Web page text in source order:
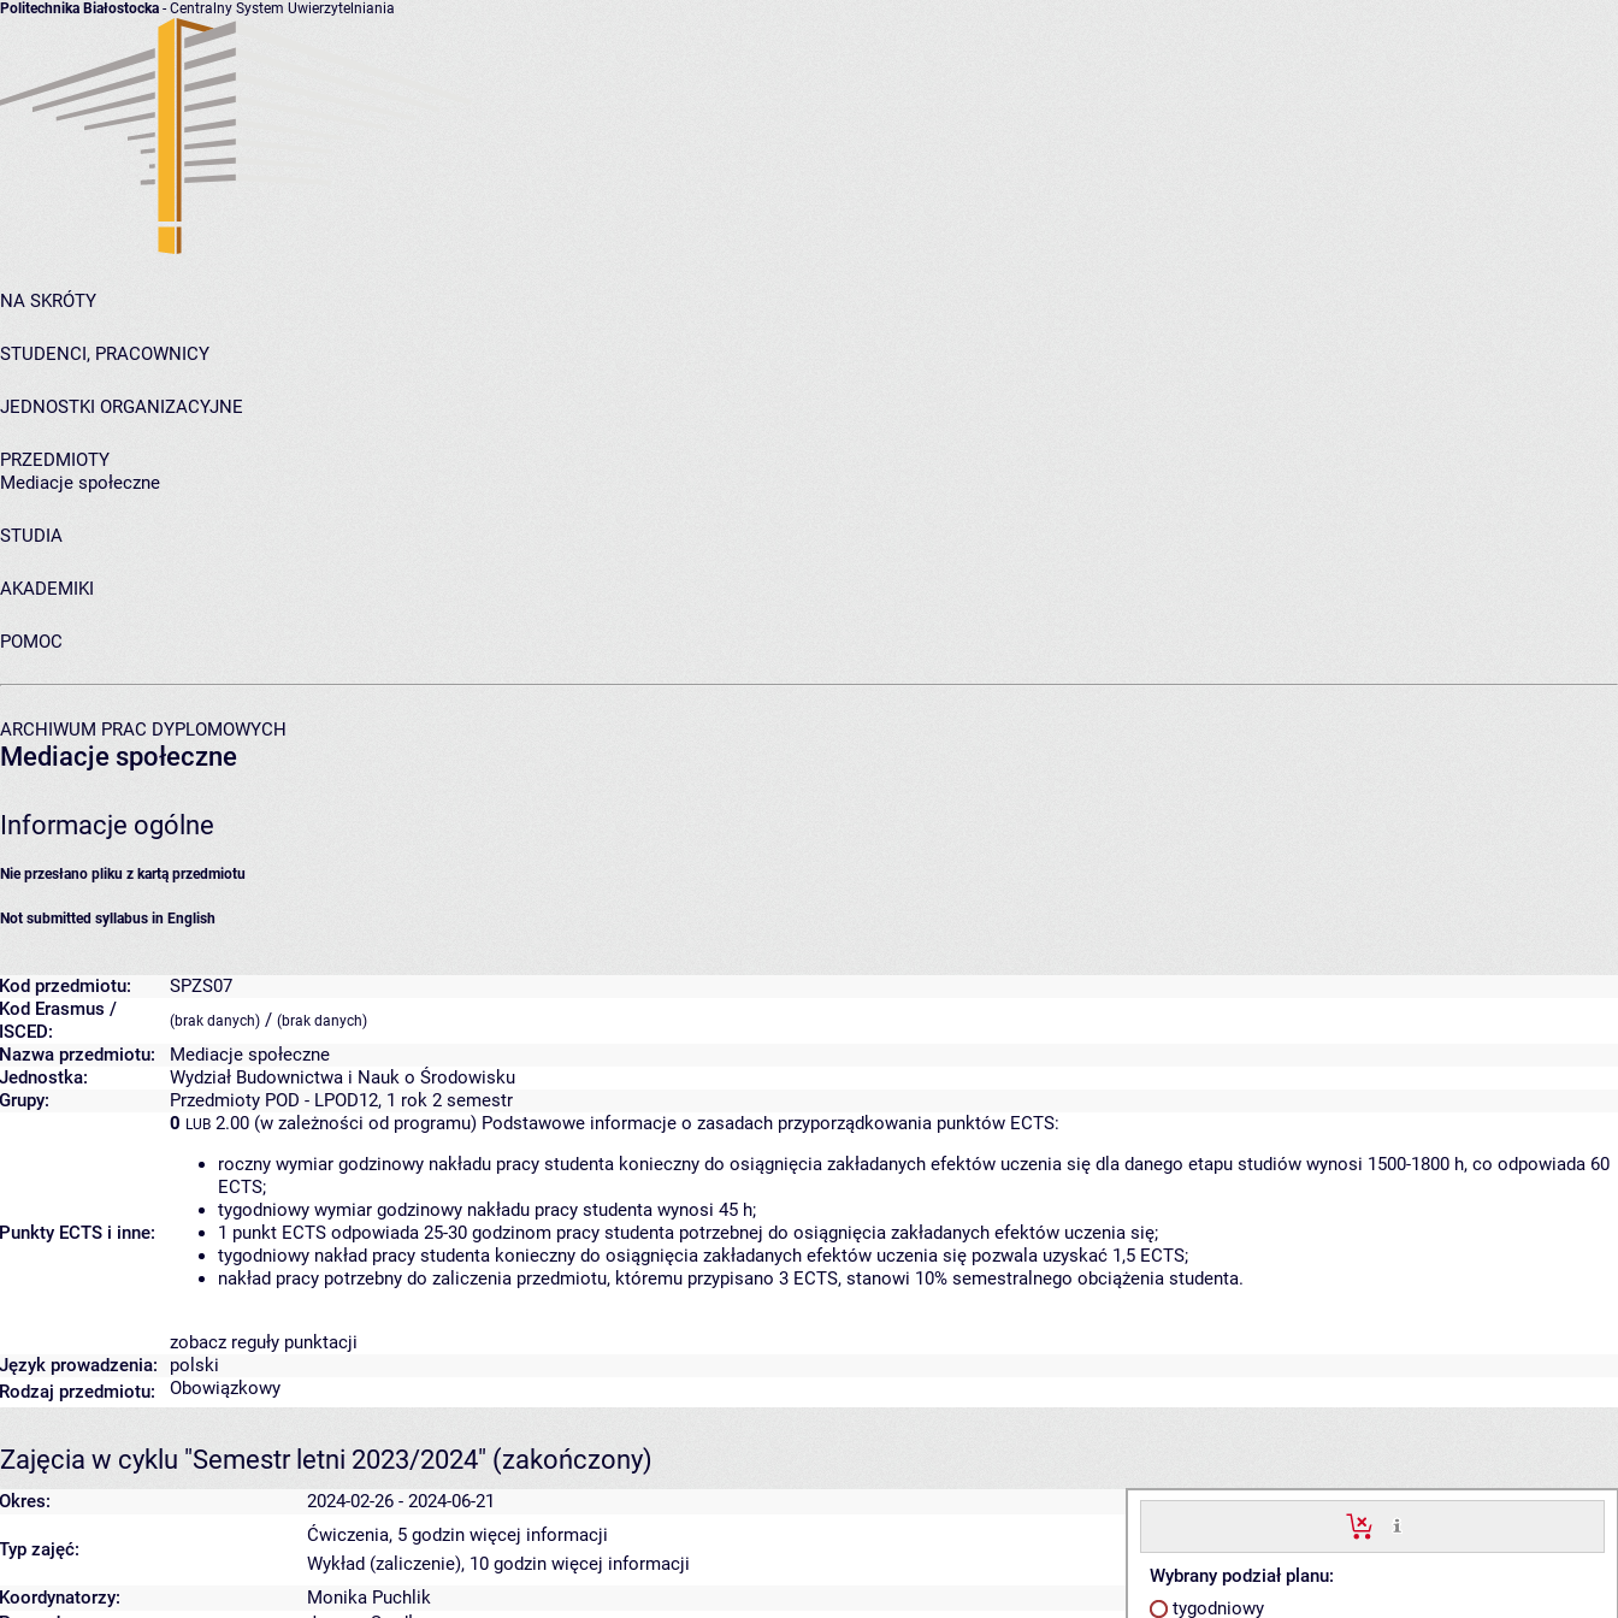
Politechnika Białostocka - Centralny System Uwierzytelniania
NA SKRÓTY
STUDENCI, PRACOWNICY
JEDNOSTKI ORGANIZACYJNE
PRZEDMIOTY
Mediacje społeczne
STUDIA
AKADEMIKI
POMOC
ARCHIWUM PRAC DYPLOMOWYCH
Mediacje społeczne
Informacje ogólne
Nie przesłano pliku z kartą przedmiotu
Not submitted syllabus in English
Kod przedmiotu:
SPZS07
Kod Erasmus /
ISCED:
(brak danych) / (brak danych)
Nazwa przedmiotu:
Mediacje społeczne
Jednostka:
Wydział Budownictwa i Nauk o Środowisku
Grupy:
Przedmioty POD - LPOD12, 1 rok 2 semestr
Punkty ECTS i inne:
0 LUB 2.00 (w zależności od programu) Podstawowe informacje o zasadach przyporządkowania punktów ECTS:
roczny wymiar godzinowy nakładu pracy studenta konieczny do osiągnięcia zakładanych efektów uczenia się dla danego etapu studiów wynosi 1500-1800 h, co odpowiada 60
ECTS;
tygodniowy wymiar godzinowy nakładu pracy studenta wynosi 45 h;
1 punkt ECTS odpowiada 25-30 godzinom pracy studenta potrzebnej do osiągnięcia zakładanych efektów uczenia się;
tygodniowy nakład pracy studenta konieczny do osiągnięcia zakładanych efektów uczenia się pozwala uzyskać 1,5 ECTS;
nakład pracy potrzebny do zaliczenia przedmiotu, któremu przypisano 3 ECTS, stanowi 10% semestralnego obciążenia studenta.
zobacz reguły punktacji
Język prowadzenia:
polski
Rodzaj przedmiotu:
Obowiązkowy
Zajęcia w cyklu "Semestr letni 2023/2024" (zakończony)
Okres: 2024-02-26 - 2024-06-21
Wybrany podział planu:
tygodniowy
Typ zajęć:
Ćwiczenia, 5 godzin więcej informacji
Wykład (zaliczenie), 10 godzin więcej informacji
Koordynatorzy:
Monika Puchlik